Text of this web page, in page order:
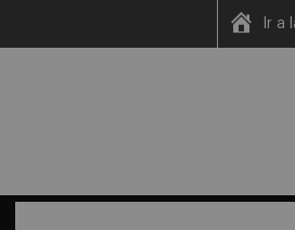
Ir a